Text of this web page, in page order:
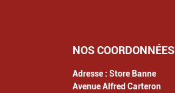
NOS COORDONNÉES
Adresse : Store Banne
Avenue Alfred Carteron